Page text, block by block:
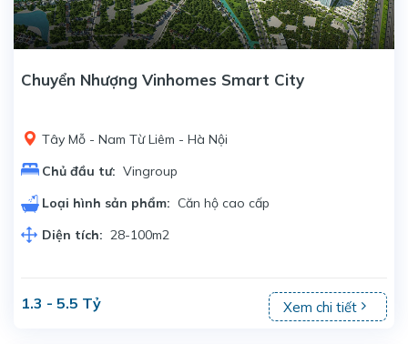
Chuyển Nhượng Vinhomes Smart City
Tây Mỗ - Nam Từ Liêm - Hà Nội
Chủ đầu tư: Vingroup
Loại hình sản phẩm: Căn hộ cao cấp
Diện tích: 28-100m2
1.3 - 5.5 Tỷ Xem chi tiết